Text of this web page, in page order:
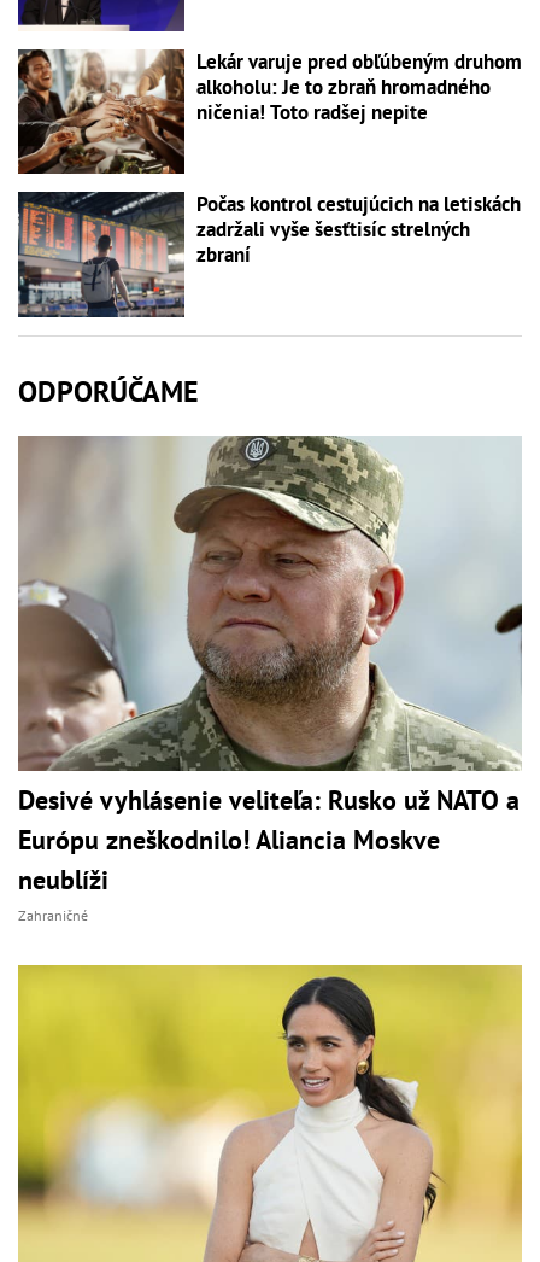
Lekár varuje pred obľúbeným druhom
alkoholu: Je to zbraň hromadného
ničenia! Toto radšej nepite
Počas kontrol cestujúcich na letiskách
zadržali vyše šesťtisíc strelných
zbraní
ODPORÚČAME
Desivé vyhlásenie veliteľa: Rusko už NATO a
Európu zneškodnilo! Aliancia Moskve
neublíži
Zahraničné